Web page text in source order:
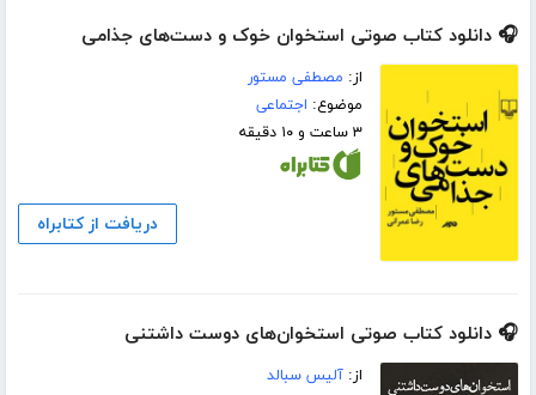
🎧 دانلود کتاب صوتی استخوان خوک و دست‌های جذامی
از: مصطفی مستور
موضوع: اجتماعی
۳ ساعت و ۱۰ دقیقه
دریافت از کتابراه
🎧 دانلود کتاب صوتی استخوان‌های دوست داشتنی
از:آلیس سبالد